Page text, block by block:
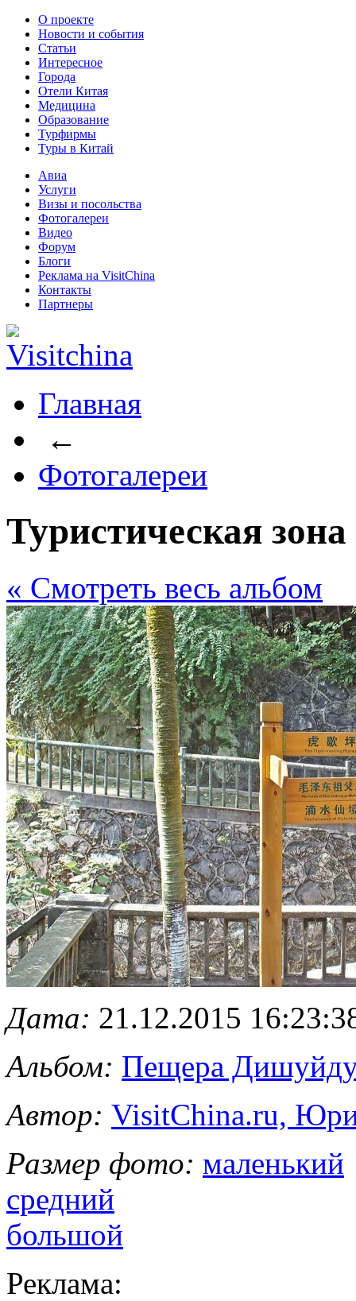
О проекте
Новости и события
Статьи
Интересное
Города
Отели Китая
Медицина
Образование
Турфирмы
Туры в Китай
Авиа
Услуги
Визы и посольства
Фотогалереи
Видео
Форум
Блоги
Реклама на VisitChina
Контакты
Партнеры
Главная
←
Фотогалереи
Туристическая
« Cмотреть весь альбом
Дата: 21.12.2015
Альбом: Пещера
Автор: VisitChina.ru,
Размер фото: маленький
средний
большой
Реклама: